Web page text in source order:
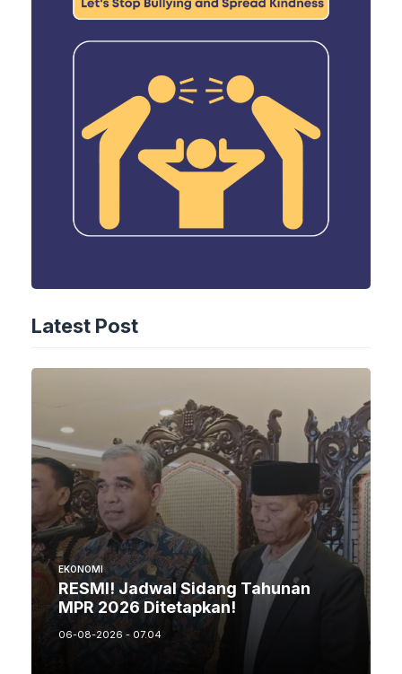
Latest Post
EKONOMI
RESMI! Jadwal Sidang Tahunan
MPR 2026 Ditetapkan!
06-08-2026 - 07.04